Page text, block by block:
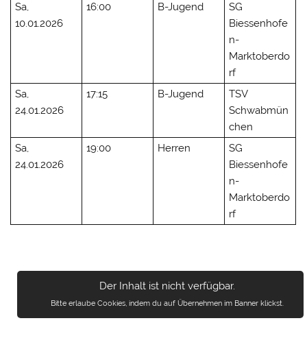
Sa,
10.01.2026
16:00 B-Jugend
SG
Biessenhofe
n-
Marktoberdo
rf
Sa,
24.01.2026
17:15 B-Jugend
TSV
Schwabmün
chen
Sa,
24.01.2026
19:00 Herren
SG
Biessenhofe
n-
Marktoberdo
rf
Der Inhalt ist nicht verfügbar.
Bitte erlaube Cookies, indem du auf Übernehmen im Banner klickst.